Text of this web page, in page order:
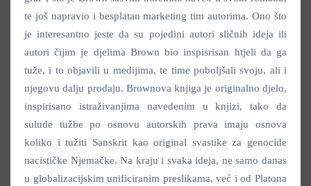
te još napravio i besplatan marketing tim autorima. Ono što
je interesantno jeste da su pojedini autori sličnih ideja ili
autori čijim je djelima Brown bio inspisrisan htjeli da ga
tuže, i to objavili u medijima, te time poboljšali svoju, ali i
njegovu dalju prodaju. Brownova knjiga je originalno djelo,
inspirisano istraživanjima navedenim u knjizi, tako da
sulude tužbe po osnovu autorskih prava imaju osnova
koliko i tužiti Sanskrit kao original svastike za genocide
nacističke Njemačke. Na kraju i svaka ideja, ne samo danas
u globalizacijskim unificiranim preslikama, već i od Platona